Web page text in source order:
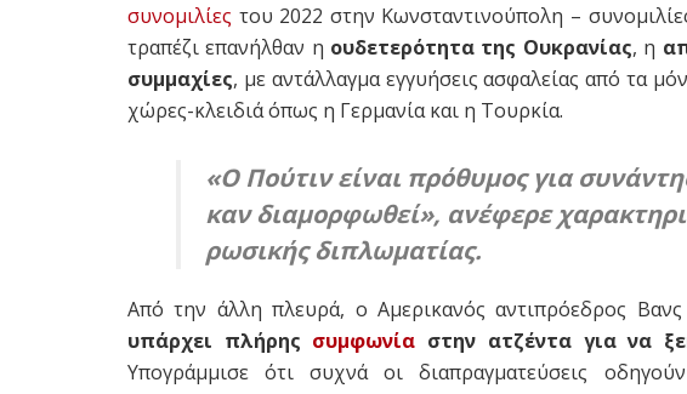
συνομιλίες του 2022 στην Κωνσταντινούπολη –
τραπέζι επανήλθαν η ουδετερότητα της Ουκρανίας, η
συμμαχίες, με αντάλλαγμα εγγυήσεις ασφαλείας από τα
χώρες-κλειδιά όπως η Γερμανία και η Τουρκία.
«Ο Πούτιν είναι πρόθυμος για
καν διαμορφωθεί», ανέφερε
ρωσικής διπλωματίας.
Από την άλλη πλευρά, ο Αμερικανός αντιπρόεδρος Βανς
υπάρχει πλήρης συμφωνία στην ατζέντα για να
Υπογράμμισε ότι συχνά οι διαπραγματεύσεις